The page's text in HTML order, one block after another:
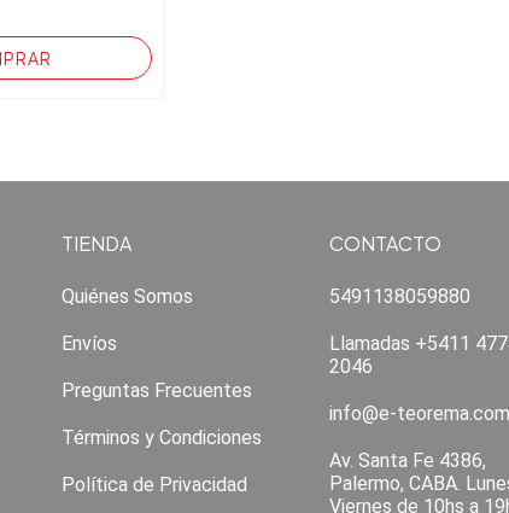
TIENDA
Quiénes Somos
Envíos
Preguntas Frecuentes
Términos y Condiciones
Política de Privacidad
CONTACTO
5491138059880
Llamadas +5411
2046
info@e-teorema.com
Av. Santa Fe 4386,
Palermo, CABA.
Viernes de 10hs a